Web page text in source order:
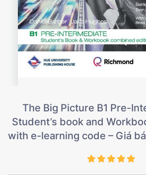
The Big Picture B1 Pre-
Student’s book and
with e-learning code – Giá